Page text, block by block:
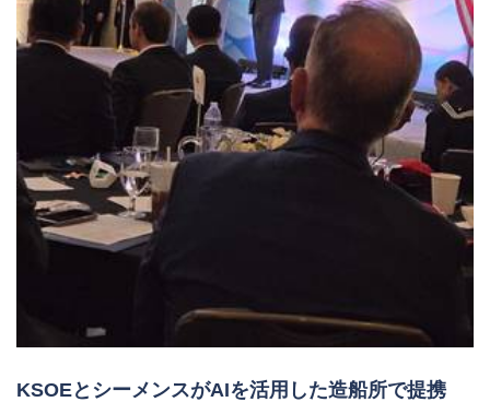
KSOEとシーメンスがAIを活用した造船所で提携